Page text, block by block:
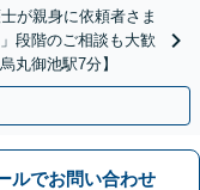
が親身に依頼者さま
段階のご相談も大歓
丸御池駅7分】
ルでお問い合わせ